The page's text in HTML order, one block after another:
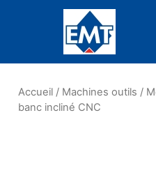
Navigation
Accueil / Machines outils /
banc incliné CNC